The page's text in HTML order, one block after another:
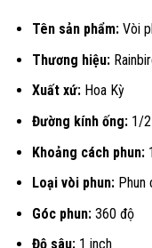
Tên sản phẩm: Vòi
Thương hiệu:
Xuất xứ: Hoa Kỳ
Đường kính ống:1/2
Khoảng cách phun:
Loại vòi phun: Phun
Góc phun:360 độ
Độ sâu:1 inch